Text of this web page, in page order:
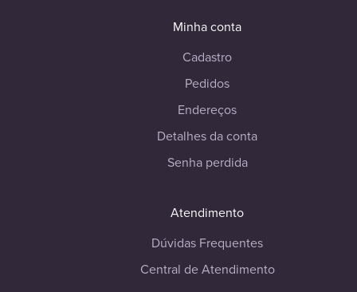
Minha conta
Cadastro
Pedidos
Endereços
Detalhes da conta
Senha perdida
Atendimento
Dúvidas Frequentes
Central de Atendimento